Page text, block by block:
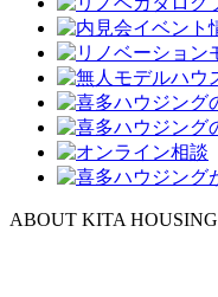
ABOUT KITA HOUSING